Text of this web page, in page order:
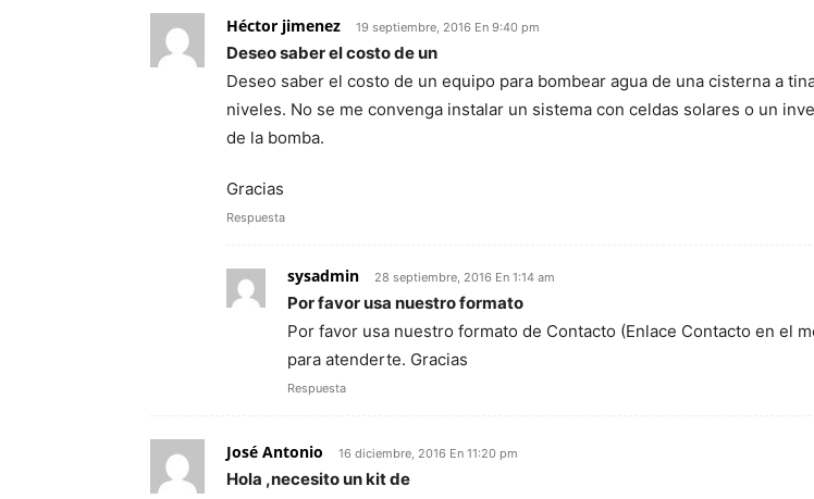
Héctor jimenez 19 septiembre, 2016 En 9:40 pm
Deseo saber el costo de un
Deseo saber el costo de un equipo para bombear agua de una cisterna a
niveles. No se me convenga instalar un sistema con celdas solares o un
de la bomba.
Gracias
Respuesta
sysadmin 28 septiembre, 2016 En 1:14 am
Por favor usa nuestro formato
Por favor usa nuestro formato de Contacto (Enlace Contacto en el
para atenderte. Gracias
Respuesta
José Antonio 16 diciembre, 2016 En 11:20 pm
Hola ,necesito un kit de